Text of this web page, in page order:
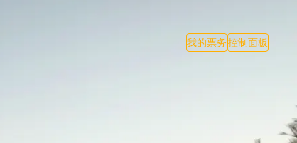
我的票务控制面板